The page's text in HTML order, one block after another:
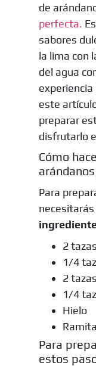
de
perfecta.
sabores
la lima con
del agua
experiencia
este
preparar
disfrutarlo
Cómo
Para
2
1/4
2
1/4
Hielo
Para
estos